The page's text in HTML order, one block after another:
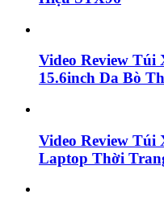
Video Review
15.6inch Da Bò
Video Review Túi
Laptop Thời